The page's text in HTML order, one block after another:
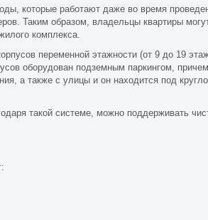
которые работают даже во время
Таким образом, владельцы квартиры
комплекса.
переменной этажности (от 9 до 19
оборудован подземным паркингом,
а также с улицы и он находится под
такой системе, можно поддерживать